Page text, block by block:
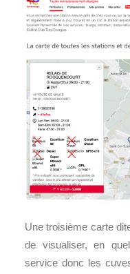
Une troisième carte
de visualiser, en
service donc les